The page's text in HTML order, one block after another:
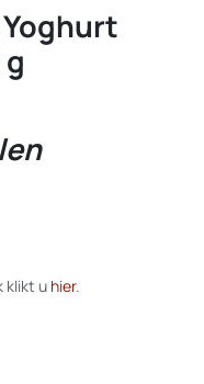
klikt u hier.